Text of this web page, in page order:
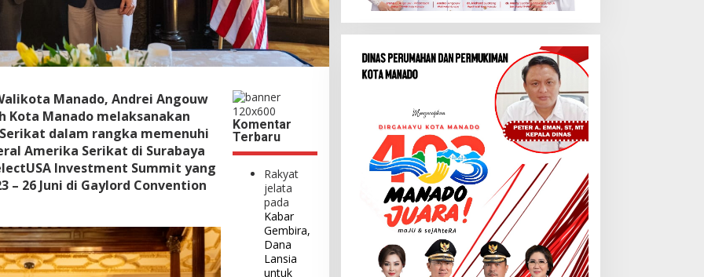
Manado, Andrei Angouw
Kota Manado melaksanakan
dalam rangka memenuhi
Amerika Serikat di Surabaya
Investment Summit yang
26 Juni di Gaylord Convention
Komentar
Terbaru
Rakyat
jelata
pada
Kabar
Gembira,
Dana
Lansia
untuk